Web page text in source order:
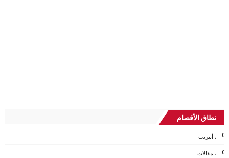
نطاق الأقصام
، أنترنت
، مقالات